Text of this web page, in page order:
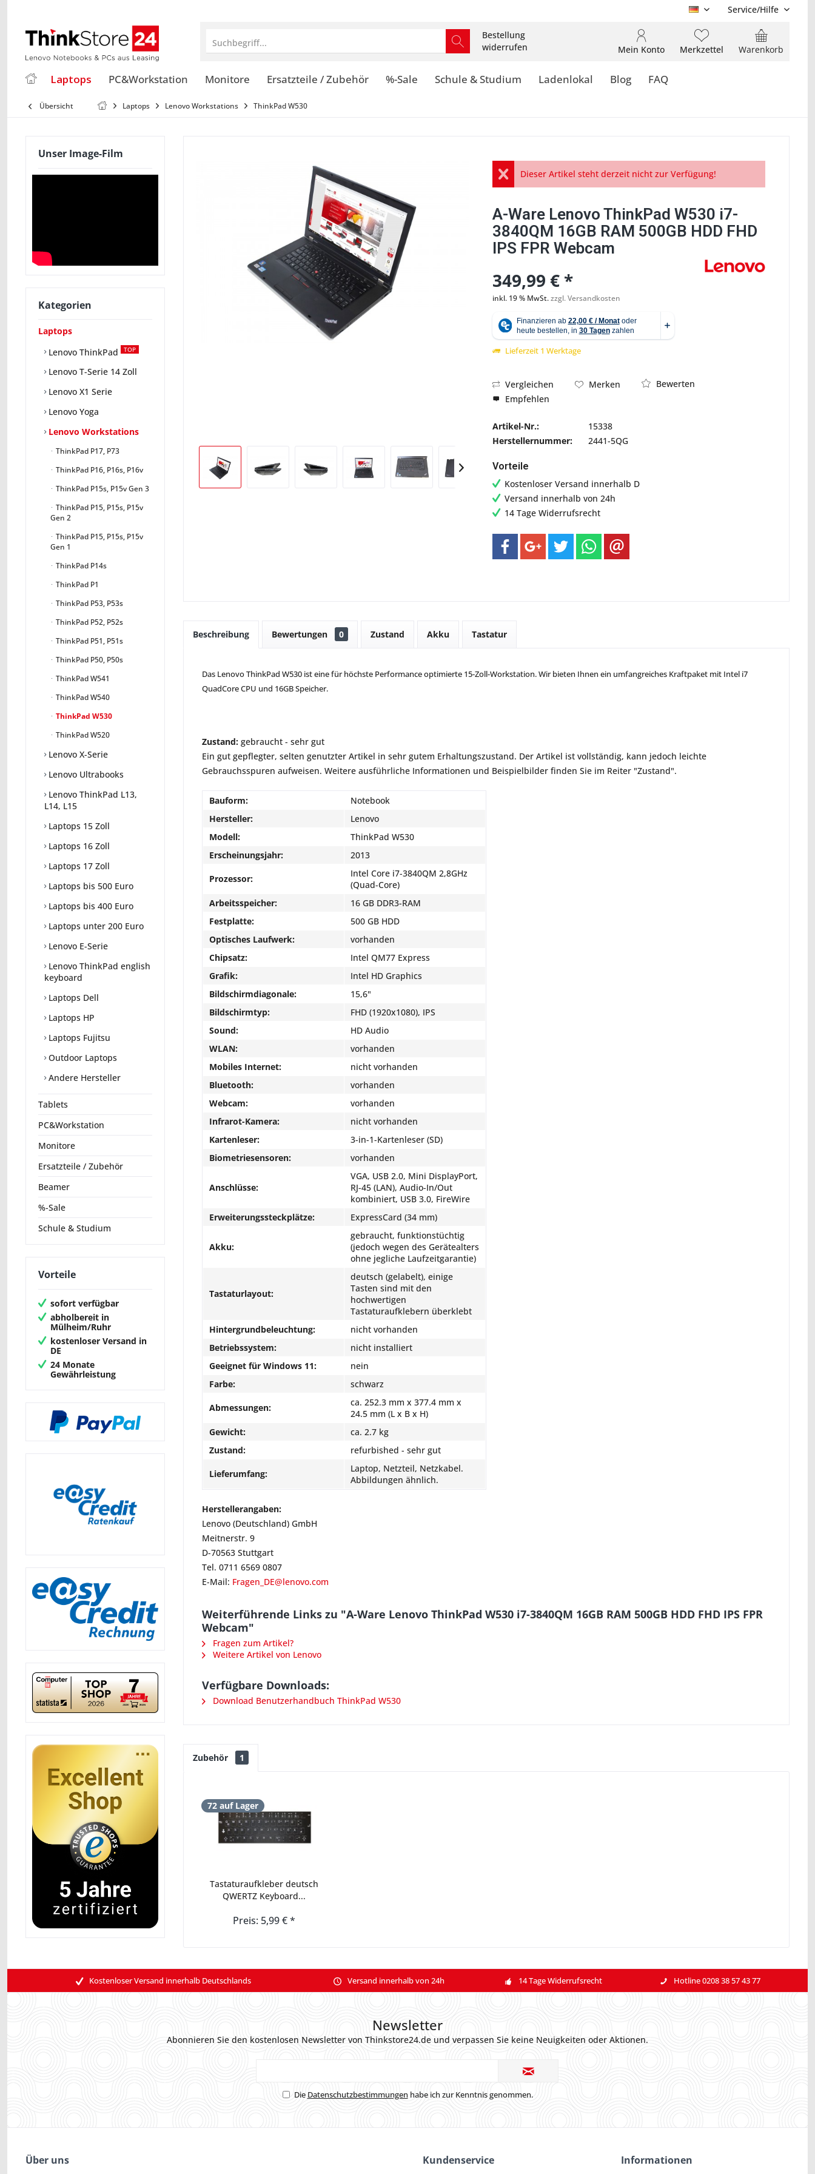
DE Service/Hilfe
Suchbegriff...
Bestellung
widerrufen
Warenkorb
Merkzettel
Mein Konto
Laptops PC&Workstation Monitore Ersatzteile / Zubehör %-Sale Schule & Studium Ladenlokal Blog FAQ
Übersicht Laptops Lenovo Workstations ThinkPad W530
Unser Image-Film
Kategorien
Laptops
Lenovo ThinkPad
TOP
Lenovo T-Serie 14 Zoll
Lenovo X1 Serie
Lenovo Yoga
Lenovo Workstations
ThinkPad P17, P73
ThinkPad P16, P16s, P16v
ThinkPad P15s, P15v Gen 3
ThinkPad P15, P15s, P15v
Gen 2
ThinkPad P15, P15s, P15v
Gen 1
ThinkPad P14s
ThinkPad P1
ThinkPad P53, P53s
ThinkPad P52, P52s
ThinkPad P51, P51s
ThinkPad P50, P50s
ThinkPad W541
ThinkPad W540
ThinkPad W530
ThinkPad W520
Lenovo X-Serie
Lenovo Ultrabooks
Lenovo ThinkPad L13,
L14, L15
Laptops 15 Zoll
Laptops 16 Zoll
Laptops 17 Zoll
Laptops bis 500 Euro
Laptops bis 400 Euro
Laptops unter 200 Euro
Lenovo E-Serie
Lenovo ThinkPad english
keyboard
Laptops Dell
Laptops HP
Laptops Fujitsu
Outdoor Laptops
Andere Hersteller
Tablets
PC&Workstation
Monitore
Ersatzteile / Zubehör
Beamer
%-Sale
Schule & Studium
Vorteile
sofort verfügbar
abholbereit in
Mülheim/Ruhr
kostenloser Versand in
DE
24 Monate
Gewährleistung
Abbildung ähnlich
Dieser Artikel steht derzeit nicht zur Verfügung!
A-Ware Lenovo ThinkPad W530 i7-
3840QM 16GB RAM 500GB HDD FHD
IPS FPR Webcam
349,99 € *
inkl. 19 % MwSt.zzgl. Versandkosten
Lieferzeit 1 Werktage
Vergleichen Merken
Bewerten
Empfehlen
Artikel-Nr.:
15338
Herstellernummer:
2441-5QG
Vorteile
Kostenloser Versand innerhalb D
Versand innerhalb von 24h
14 Tage Widerrufsrecht
Beschreibung Bewertungen 0 Zustand Akku Tastatur
Das Lenovo ThinkPad W530 ist eine für höchste Performance optimierte 15-Zoll-Workstation. Wir bieten Ihnen ein umfangreiches Kraftpaket mit Intel i7
QuadCore CPU und 16GB Speicher.
Zustand: gebraucht - sehr gut
Ein gut gepflegter, selten genutzter Artikel in sehr gutem Erhaltungszustand. Der Artikel ist vollständig, kann jedoch leichte
Gebrauchsspuren aufweisen. Weitere ausführliche Informationen und Beispielbilder finden Sie im Reiter "Zustand".
Bauform:
Notebook
Hersteller:
Lenovo
Modell:
ThinkPad W530
Erscheinungsjahr:
2013
Prozessor:
Intel Core i7-3840QM 2,8GHz
(Quad-Core)
Arbeitsspeicher:
16 GB DDR3-RAM
Festplatte:
500 GB HDD
Optisches Laufwerk:
vorhanden
Chipsatz:
Intel QM77 Express
Grafik:
Intel HD Graphics
Bildschirmdiagonale:
15,6"
Bildschirmtyp:
FHD (1920x1080), IPS
Sound:
HD Audio
WLAN:
vorhanden
Mobiles Internet:
nicht vorhanden
Bluetooth:
vorhanden
Webcam:
vorhanden
Infrarot-Kamera:
nicht vorhanden
Kartenleser:
3-in-1-Kartenleser (SD)
Biometriesensoren:
vorhanden
Anschlüsse:
VGA, USB 2.0, Mini DisplayPort,
RJ-45 (LAN), Audio-In/Out
kombiniert, USB 3.0, FireWire
Erweiterungssteckplätze:
ExpressCard (34 mm)
Akku:
gebraucht, funktionstüchtig
(jedoch wegen des Gerätealters
ohne jegliche Laufzeitgarantie)
Tastaturlayout:
deutsch (gelabelt), einige
Tasten sind mit den
hochwertigen
Tastaturaufklebern überklebt
Hintergrundbeleuchtung:
nicht vorhanden
Betriebssystem:
nicht installiert
Geeignet für Windows 11:
nein
Farbe:
schwarz
Abmessungen:
ca. 252.3 mm x 377.4 mm x
24.5 mm (L x B x H)
Gewicht:
ca. 2.7 kg
Zustand:
refurbished - sehr gut
Lieferumfang:
Laptop, Netzteil, Netzkabel.
Abbildungen ähnlich.
Herstellerangaben:
Lenovo (Deutschland) GmbH
Meitnerstr. 9
D-70563 Stuttgart
Tel. 0711 6569 0807
E-Mail: Fragen_DE@lenovo.com
Weiterführende Links zu "A-Ware Lenovo ThinkPad W530 i7-3840QM 16GB RAM 500GB HDD FHD IPS FPR
Webcam"
Fragen zum Artikel?
Weitere Artikel von Lenovo
Verfügbare Downloads:
Download Benutzerhandbuch ThinkPad W530
Zubehör 1
72 auf Lager
Tastaturaufkleber deutsch
QWERTZ Keyboard...
Preis: 5,99 € *
Kostenloser Versand innerhalb Deutschlands Versand innerhalb von 24h 14 Tage Widerrufsrecht Hotline 0208 38 57 43 77
Newsletter
Abonnieren Sie den kostenlosen Newsletter von Thinkstore24.de und verpassen Sie keine Neuigkeiten oder Aktionen.
Die Datenschutzbestimmungen habe ich zur Kenntnis genommen.
Über uns Kundenservice Informationen